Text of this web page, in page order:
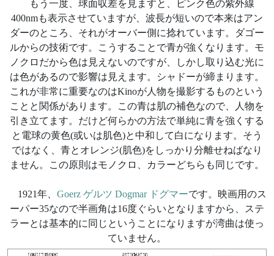
もう一度、球面収差を見ますと、ピンク色の紫外線
400nmも表示させていますが、波長が短いので本来はアン
ダーのところ、それがオーバー側に捻れています。ダゴー
ルからの技術です。こうすることで青が強くなります。モ
ノクロだから色は見えないのですが、しかし取り込む光に
は色があるので影響は見えます。シャドーが締まります。
これが非常に重要なのはKinoが人物を撮影するものという
ことと関係があります。この青は肌の補色なので、人物を
引き立てます。だけど何らかの方法で単純に青を強くする
と電球の黄色(或いは肌色)と中和して白になります。そう
ではなく、青とオレンジ(肌色)をしっかり分離せねばなり
ません。この原則はモノクロ、カラーどちらも同じです。
1921年、 Goerz ゲルツ Dogmar ドグマーです。映画用のス
ーパー35なので半画角は16度ぐらいとなりますから、ステ
ラーとは基本的に同じということになりますが湾曲は使っ
ていません。